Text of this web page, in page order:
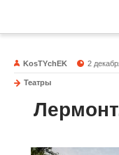
KosTYchEK 2
Театры